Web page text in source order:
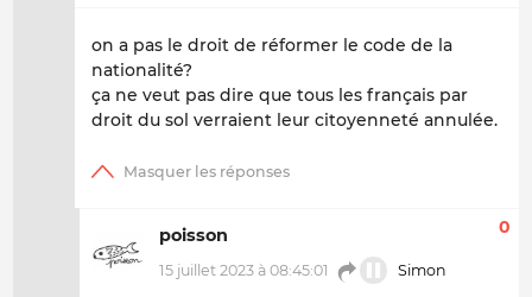
on a pas le droit de réformer le code de la
nationalité?
ça ne veut pas dire que tous les français par
droit du sol verraient leur citoyenneté annulée.
poisson
15 juillet 2023 à 08:45:01 Simon
0